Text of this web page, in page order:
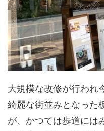
大規模な改修が行われ
綺麗な街並みとなった
が、かつては歩道には